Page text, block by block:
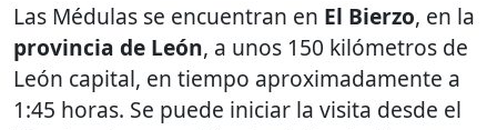
Las Médulas se encuentran en El Bierzo, en la
provincia de León, a unos 150 kilómetros de
León capital, en tiempo aproximadamente a
1:45 horas. Se puede iniciar la visita desde el